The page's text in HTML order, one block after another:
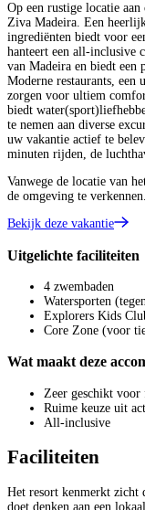
Op een rustige locatie
Ziva Madeira. Een
ingrediënten biedt voor
hanteert een all-inclusive
van Madeira en biedt een
Moderne restaurants, een
zorgen voor ultiem
biedt
te nemen aan diverse
uw vakantie actief te
minuten rijden, de
Vanwege de locatie van
de omgeving te verkennen.
Bekijk deze vakantie
Uitgelichte faciliteiten
4 zwembaden
Watersporten
Explorers Kids
Core Zone (voor
Wat maakt deze
Zeer geschikt voor
Ruime keuze uit
All-inclusive
Faciliteiten
Het resort kenmerkt zicht
doet denken aan een